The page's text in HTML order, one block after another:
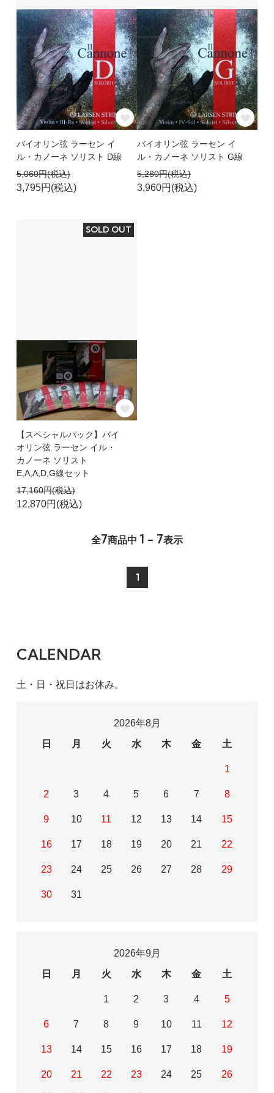
バイオリン弦 ラーセン イ
ル・カノーネ ソリスト D線
5,060円(税込)
3,795円(税込)
バイオリン弦 ラーセン イ
ル・カノーネ ソリスト G線
5,280円(税込)
3,960円(税込)
SOLD OUT
【スペシャルパック】バイ
オリン弦 ラーセン イル・
カノーネ ソリスト
E,A,A,D,G線セット
17,160円(税込)
12,870円(税込)
全7商品中 1 - 7表示
1
CALENDAR
土・日・祝日はお休み。
2026年8月
日
月 火 水 木 金 土
1
2 3 4 5 6 7 8
9 10 11 12 13 14 15
16 17 18 19 20 21 22
23 24 25 26 27 28 29
30 31
2026年9月
日
月 火 水 木 金 土
1 2 3 4 5
6 7 8 9 10 11 12
13 14 15 16 17 18 19
20 21 22 23 24 25 26